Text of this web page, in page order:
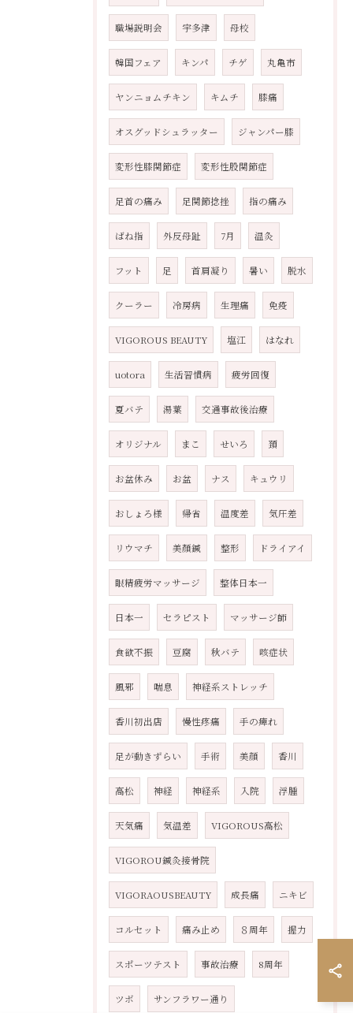
職場説明会 宇多津 母校
韓国フェア キンパ チゲ 丸亀市
ヤンニョムチキン キムチ 膝痛
オスグッドシュラッター ジャンパー膝
変形性膝関節症 変形性股関節症
足首の痛み 足関節捻挫 指の痛み
ばね指 外反母趾 7月 温灸
フット 足 首肩凝り 暑い 脱水
クーラー 冷房病 生理痛 免疫
VIGOROUS BEAUTY 塩江 はなれ
uotora 生活習慣病 疲労回復
夏バテ 湯葉 交通事故後治療
オリジナル まこ せいろ 頚
お盆休み お盆 ナス キュウリ
おしょろ様 帰省 温度差 気圧差
リウマチ 美顏鍼 整形 ドライアイ
眼精疲労マッサージ 整体日本一
日本一 セラピスト マッサージ師
食欲不振 豆腐 秋バテ 咳症状
風邪 喘息 神経系ストレッチ
香川初出店 慢性疼痛 手の痺れ
足が動きずらい 手術 美顔 香川
高松 神経 神経系 入院 浮腫
天気痛 気温差 VIGOROUS高松
VIGOROU鍼灸接骨院
VIGORAOUSBEAUTY 成長痛 ニキビ
コルセット 痛み止め ８周年 握力
スポーツテスト 事故治療 8周年
ツボ サンフラワー通り